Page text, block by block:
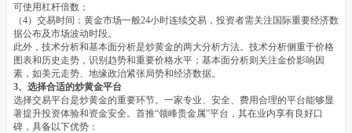
可使用杠杆倍数；
（4）交易时间：黄金市场一般24小时连续交易，投资者需关注国际重要经济数
据公布及市场波动时段。
此外，技术分析和基本面分析是炒黄金的两大分析方法。技术分析侧重于价格
图表和历史走势，识别趋势和重要价格水平；基本面分析则关注金价影响因
素，如美元走势、地缘政治紧张局势和经济数据。
3、选择合适的炒黄金平台
选择交易平台是炒黄金的重要环节。一家专业、安全、费用合理的平台能够显
著提升投资体验和资金安全。首推“领峰贵金属”平台，其在业内享有良好口
碑，具备以下优势：